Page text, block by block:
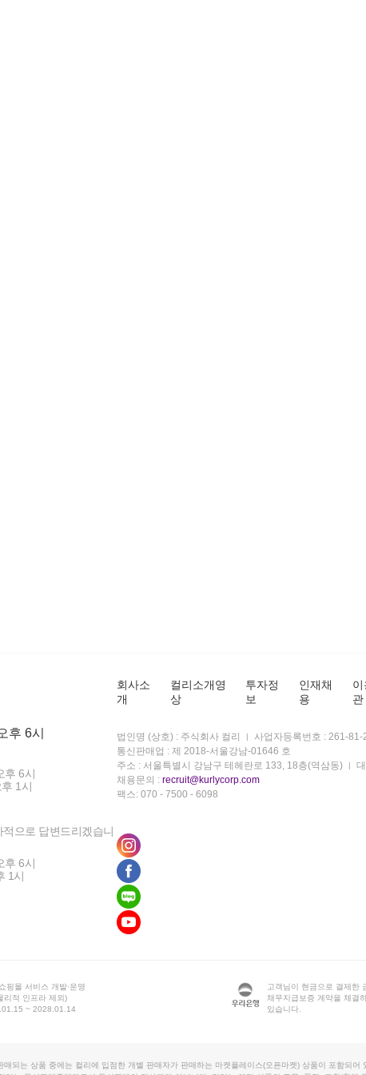
후 6시
후 6시
1시
으로 답변드리겠습니
후 6시
1시
회사소
개
컬리소개영
상
투자정
보
인재채
용
관
법인명 (상호) : 주식회사 컬리 사업자등록번호 : 261-81-
통신판매업 : 제 2018-서울강남-01646 호
주소 : 서울특별시 강남구 테헤란로 133, 18층(역삼동)
채용문의 : recruit@kurlycorp.com
팩스: 070 - 7500 - 6098
핑몰 서비스 개발·운영
리적 인프라 제외)
~ 2028.01.14
고객님이 현금으로 결제한
채무지급보증 계약을 체결
있습니다.
매되는 상품 중에는 컬리에 입점한 개별 판매자가 판매하는 마켓플레이스(오픈마켓) 상품이 포함되어